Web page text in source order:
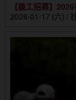
【義工招募】
2026-01-17 (六) /